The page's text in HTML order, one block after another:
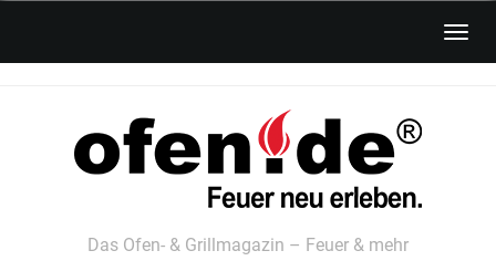
main
Das Ofen- & Grillmagazin – Feuer & mehr